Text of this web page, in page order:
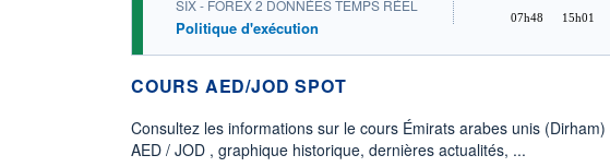
SIX - FOREX 2 DONNÉES TEMPS RÉEL
Politique d'exécution
07h48 15h01
COURS AED/JOD SPOT
Consultez les informations sur le cours Émirats arabes unis
AED / JOD , graphique historique, dernières actualités, ...